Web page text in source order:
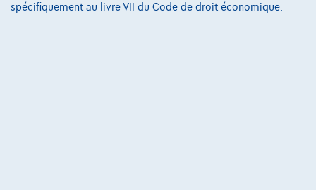
spécifiquement au livre VII du Code de droit économique.